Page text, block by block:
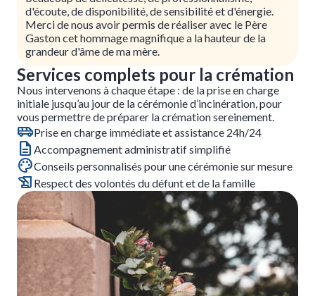
d'écoute, de disponibilité, de sensibilité et d'énergie.
Merci de nous avoir permis de réaliser avec le Père
Gaston cet hommage magnifique a la hauteur de la
grandeur d'âme de ma mère.
Services complets pour la crémation
Nous intervenons à chaque étape : de la prise en charge
initiale jusqu’au jour de la cérémonie d’incinération, pour
vous permettre de préparer la crémation sereinement.
Prise en charge immédiate et assistance 24h/24
Accompagnement administratif simplifié
Conseils personnalisés pour une cérémonie sur mesure
Respect des volontés du défunt et de la famille